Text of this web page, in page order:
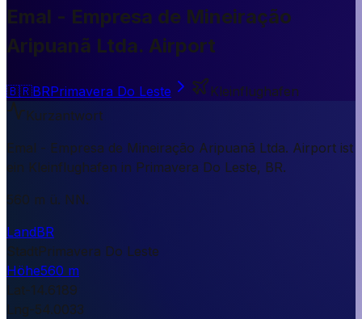
Emal - Empresa de Mineiração
Aripuanã Ltda. Airport
🇧🇷BRPrimavera Do Leste
Kleinflughafen
Kurzantwort
Emal - Empresa de Mineiração Aripuanã Ltda. Airport ist
ein Kleinflughafen in Primavera Do Leste, BR.
560 m ü. NN.
LandBR
StadtPrimavera Do Leste
Höhe560 m
Lat-14.6189
Lng-54.0033